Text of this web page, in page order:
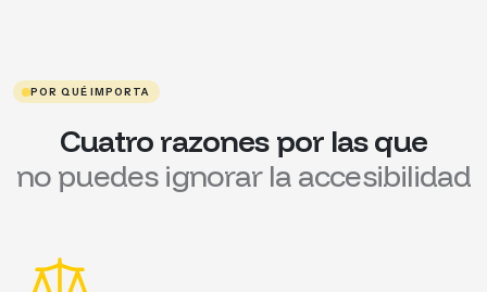
POR QUÉ IMPORTA
Cuatro razones por las que
no puedes ignorar la accesibilidad